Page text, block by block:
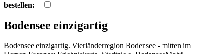
bestellen:
Bodensee einzigartig
Bodensee einzigartig. Vierländerregion Bodensee - mitten im